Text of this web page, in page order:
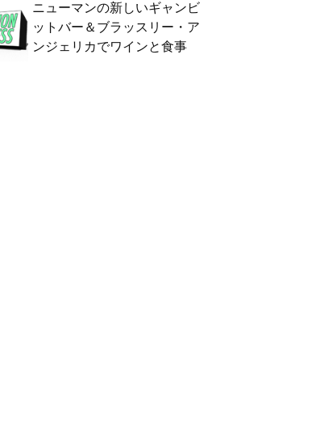
ニューマンの新しいギャンビ
ットバー＆ブラッスリー・ア
ンジェリカでワインと食事